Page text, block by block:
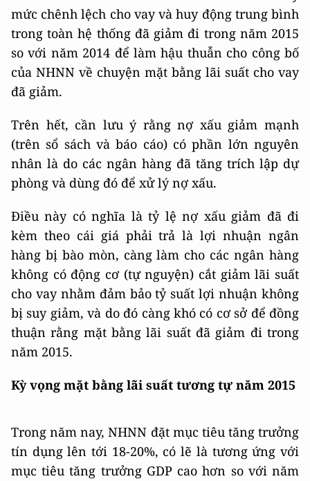
mức chênh lệch cho vay và huy động trung bình
trong toàn hệ thống đã giảm đi trong năm 2015
so với năm 2014 để làm hậu thuẫn cho công bố
của NHNN về chuyện mặt bằng lãi suất cho vay
đã giảm.
Trên hết, cần lưu ý rằng nợ xấu giảm mạnh
(trên sổ sách và báo cáo) có phần lớn nguyên
nhân là do các ngân hàng đã tăng trích lập dự
phòng và dùng đó để xử lý nợ xấu.
Điều này có nghĩa là tỷ lệ nợ xấu giảm đã đi
kèm theo cái giá phải trả là lợi nhuận ngân
hàng bị bào mòn, càng làm cho các ngân hàng
không có động cơ (tự nguyện) cắt giảm lãi suất
cho vay nhằm đảm bảo tỷ suất lợi nhuận không
bị suy giảm, và do đó càng khó có cơ sở để đồng
thuận rằng mặt bằng lãi suất đã giảm đi trong
năm 2015.
Kỳ vọng mặt bằng lãi suất tương tự năm 2015
Trong năm nay, NHNN đặt mục tiêu tăng trưởng
tín dụng lên tới 18-20%, có lẽ là tương ứng với
mục tiêu tăng trưởng GDP cao hơn so với năm